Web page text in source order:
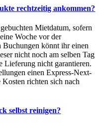
rechtzeitig ankommen?
Mietdatum, sofern
Woche vor der
könnt ihr einen
nicht noch am selben Tag
Lieferung nicht garantieren.
einen Express-Next-
richten sich nach
selbst reinigen?